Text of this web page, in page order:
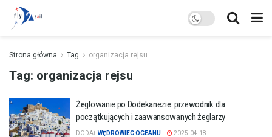
Strona główna Tag organizacja rejsu
Tag: organizacja rejsu
Żeglowanie po Dodekanezie: przewodnik dla
początkujących i zaawansowanych żeglarzy
DODAŁ WĘDROWIEC OCEANU 2025-04-18